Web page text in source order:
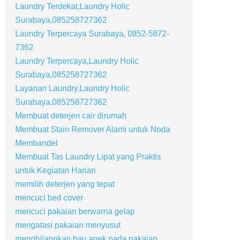
Laundry Terdekat,Laundry Holic
Surabaya,085258727362
Laundry Terpercaya Surabaya, 0852-5872-
7362
Laundry Terpercaya,Laundry Holic
Surabaya,085258727362
Layanan Laundry,Laundry Holic
Surabaya,085258727362
Membuat deterjen cair dirumah
Membuat Stain Remover Alami untuk Noda
Membandel
Membuat Tas Laundry Lipat yang Praktis
untuk Kegiatan Harian
memilih deterjen yang tepat
mencuci bed cover
mencuci pakaian berwarna gelap
mengatasi pakaian menyusut